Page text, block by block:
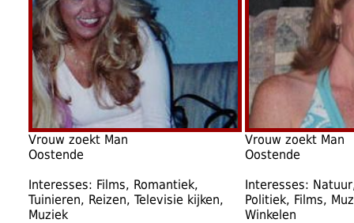
Vrouw zoekt Man
Oostende
Interesses: Films, Romantiek,
Tuinieren, Reizen, Televisie kijken,
Muziek
Vrouw zoekt Man
Oostende
Interesses:
Politiek, Films,
Winkelen